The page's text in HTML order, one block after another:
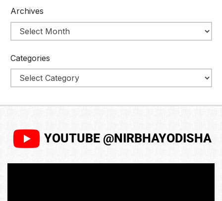
Archives
Categories
YOUTUBE @NIRBHAYODISHA